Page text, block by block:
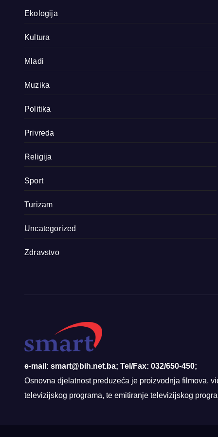
Ekologija
Kultura
Mladi
Muzika
Politika
Privreda
Religija
Sport
Turizam
Uncategorized
Zdravstvo
e-mail: smart@bih.net.ba; Tel/Fax: 032/650-450;
Osnovna djelatnost preduzeća je proizvodnja filmova,
televizijskog programa, te emitiranje televizijskog